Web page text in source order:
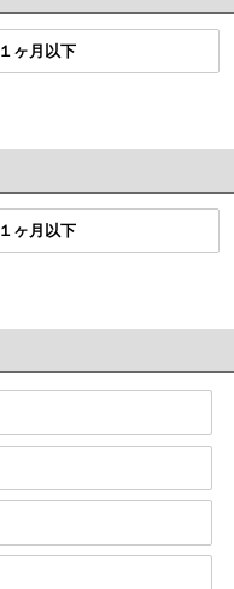
１ヶ月以下
１ヶ月以下